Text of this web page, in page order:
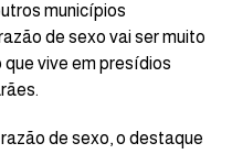
municípios
de sexo vai ser muito
vive em presídios
de sexo, o destaque